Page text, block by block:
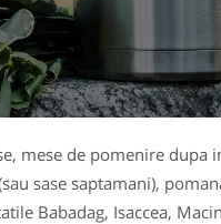
mese de pomenire dupa
sase saptamani),
Babadag, Isaccea,